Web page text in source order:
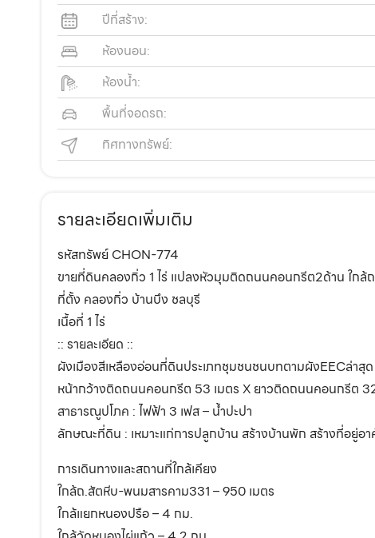
ปีที่สร้าง:
ห้องนอน:
ห้องน้ำ:
พื้นที่จอดรถ:
ทิศทางทรัพย์:
รายละเอียดเพิ่มเติม
รหัสทรัพย์ CHON-774
ขายที่ดินคลองกิ่ว 1 ไร่ แปลงหัวมุมติดถนนคอนกรีต2ด้าน ใก
ที่ตั้ง คลองกิ่ว บ้านบึง ชลบุรี
เนื้อที่ 1 ไร่
:: รายละเอียด ::
ผังเมืองสีเหลืองอ่อนที่ดินประเภทชุมชนชนบทตามผังEECล่าสุด
หน้ากว้างติดถนนคอนกรีต 53 เมตร X ยาวติดถนนคอนกรีต
สาธารณูปโภค : ไฟฟ้า 3 เฟส – น้ำปะปา
ลักษณะที่ดิน : เหมาะแก่การปลูกบ้าน สร้างบ้านพัก สร้างที่อยู่อา
การเดินทางและสถานที่ใกล้เคียง
ใกล้ถ.สัตหีบ-พนมสารคาม331 – 950 เมตร
ใกล้แยกหนองปรือ – 4 กม.